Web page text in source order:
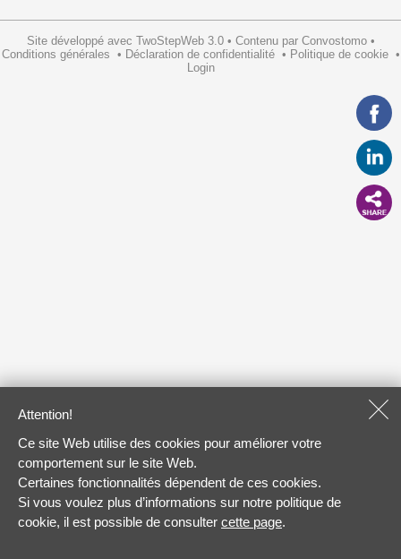
Site développé avec TwoStepWeb 3.0 • Contenu par Convostomo •
Conditions générales • Déclaration de confidentialité • Politique de cookie •
Login
Attention!
Ce site Web utilise des cookies pour améliorer votre
comportement sur le site Web.
Certaines fonctionnalités dépendent de ces cookies.
Si vous voulez plus d’informations sur notre politique de
cookie, il est possible de consulter cette page.